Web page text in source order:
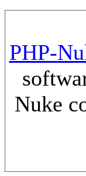
PHP-
Nuke